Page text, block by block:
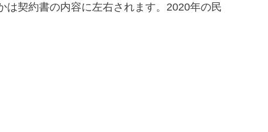
契約書の内容に左右されます。2020年の民